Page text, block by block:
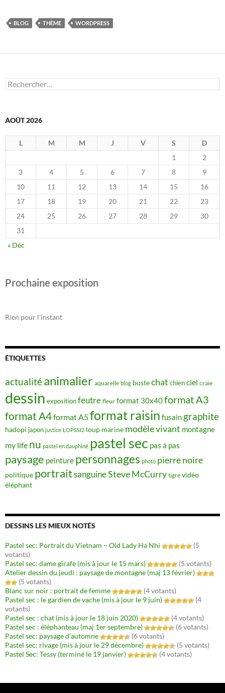
BLOG THÈME WORDPRESS
Rechercher :
AOÛT 2026
L M M J V S
D
1
2
3
4 5 6 7 8
9
10
11 12 13 14 15
16
17
18 19 20 21 22
23
24
25 26 27 28 29
30
31
« Déc
Prochaine exposition
Rien pour l'instant
ÉTIQUETTES
actualitéanimalier aquarelle blog bustechat chienciel craie
dessin expositionfeutre fleur format 30x40format A3
format A4format A5format raisin fusain graphite
hadopi japon justice LOPSSI2 loup marine modèle vivant montagne
my life nu pastel en dauphiné pastel sec pas à pas
paysage peinture personnages photo pierre noire
politique portraitsanguineSteve McCurry tigre vidéo
éléphant
DESSINS LES MIEUX NOTÉS
Pastel sec: Portrait du Vietnam – Old Lady Ha Nhi
(5
votants)
Pastel sec: dame girafe (mis à jour le 15 mars)
(5 votants)
Atelier dessin du jeudi : paysage de montagne (maj 13 février)
(5 votants)
Blanc sur noir : portrait de femme
(4 votants)
Pastel sec : le gardien de vache (mis à jour le 9 juin)
(4
votants)
Pastel sec : chat (mis à jour le 18 juin 2020)
(4 votants)
Pastel sec : éléphanteau (maj 1er septembre)
(6 votants)
Pastel sec: paysage d’automne
(6 votants)
Pastel sec: rivage (mis à jour le 29 décembre)
(5 votants)
Pastel Sec: Tessy (terminé le 19 janvier)
(4 votants)